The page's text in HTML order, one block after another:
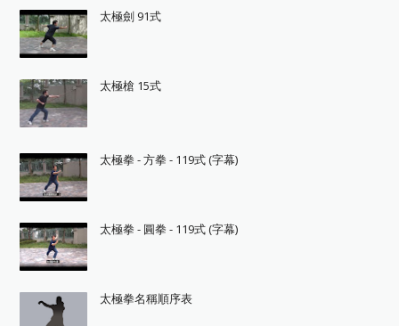
太極劍 91式
太極槍 15式
太極拳 - 方拳 - 119式 (字幕)
太極拳 - 圓拳 - 119式 (字幕)
太極拳名稱順序表